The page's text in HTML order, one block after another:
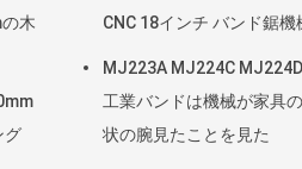
木
グ
CNC 18インチ バンド鋸機
MJ223A MJ224C
工業バンドは機械が家具
状の腕見たことを見た